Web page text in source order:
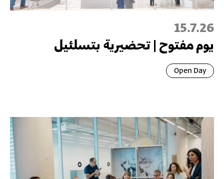
15.7.26
يوم مفتوح | تحضيرية بتسلئيل
Open Day